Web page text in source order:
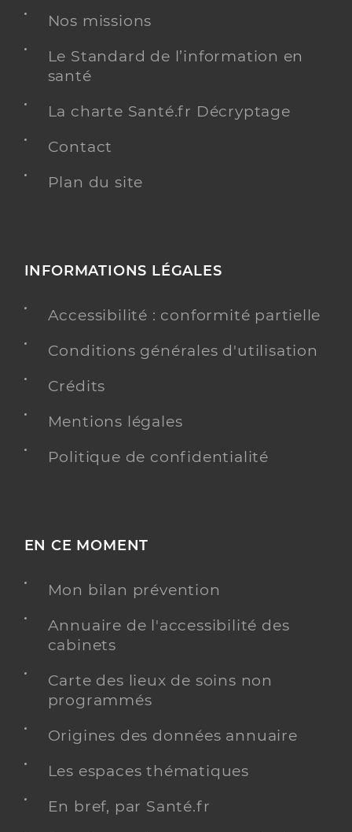
Nos missions
Le Standard de l’information en
santé
La charte Santé.fr Décryptage
Contact
Plan du site
INFORMATIONS LÉGALES
Accessibilité : conformité partielle
Conditions générales d'utilisation
Crédits
Mentions légales
Politique de confidentialité
EN CE MOMENT
Mon bilan prévention
Annuaire de l'accessibilité des
cabinets
Carte des lieux de soins non
programmés
Origines des données annuaire
Les espaces thématiques
En bref, par Santé.fr